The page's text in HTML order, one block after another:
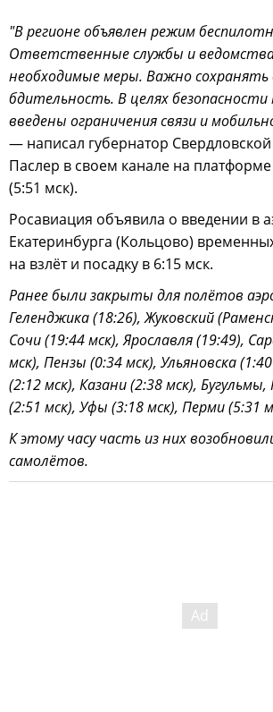
"В регионе объявлен режим
Ответственные службы и
необходимые меры. Важно сохранять
бдительность. В целях
введены ограничения связи и
— написал губернатор
Паслер в своем канале на
(5:51 мск).
Росавиация объявила о введении в
Екатеринбурга (Кольцово)
на взлёт и посадку в 6:15 мск.
Ранее были закрыты для полётов
Геленджика (18:26), Жуковский
Сочи (19:44 мск), Ярославля (19:49),
мск), Пензы (0:34 мск), Ульяновска
(2:12 мск), Казани (2:38 мск),
(2:51 мск), Уфы (3:18 мск), Перми (5:31
К этому часу часть из них
самолётов.